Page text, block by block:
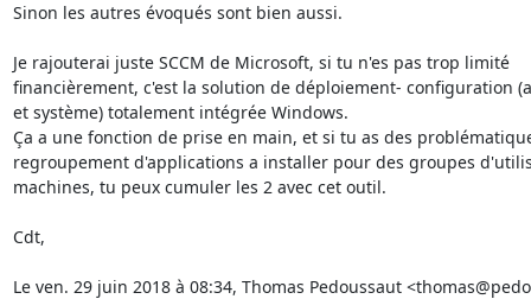
Sinon les autres évoqués sont bien aussi.
Je rajouterai juste SCCM de Microsoft, si tu n'es pas trop limité
financièrement, c'est la solution de déploiement- configuration
et système) totalement intégrée Windows.
Ça a une fonction de prise en main, et si tu as des
regroupement d'applications a installer pour des groupes
machines, tu peux cumuler les 2 avec cet outil.
Cdt,
Le ven. 29 juin 2018 à 08:34, Thomas Pedoussaut